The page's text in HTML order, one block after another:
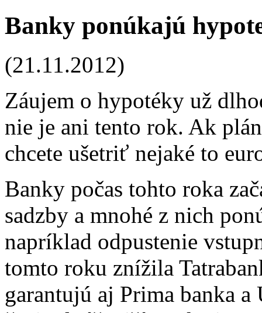
Banky ponúkajú
(21.11.2012)
Záujem o hypotéky už
nie je ani tento rok. Ak
chcete ušetriť nejaké to
Banky počas tohto roka
sadzby a mnohé z nich
napríklad odpustenie
tomto roku znížila
garantujú aj Prima banka